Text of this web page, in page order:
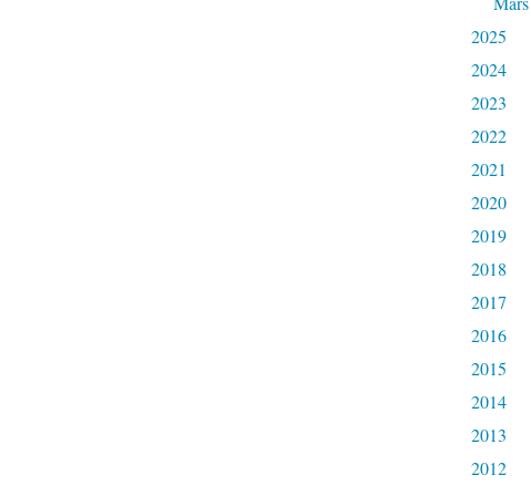
2025
2024
2023
2022
2021
2020
2019
2018
2017
2016
2015
2014
2013
2012